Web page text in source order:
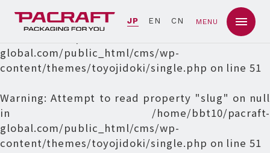
JP EN CN MENU
Warning: Undefined array key 0 in
global.com/public_html/cms/wp-
content/themes/toyojidoki/single.php on line51
Warning: Attempt to read property "slug" on null
in /home/bbt10/pacraft-
global.com/public_html/cms/wp-
content/themes/toyojidoki/single.php on line51